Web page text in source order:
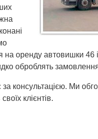
оренду автовишки 46
оброблять
консультацією. Ми
клієнтів.